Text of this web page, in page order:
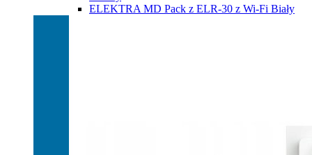
ELEKTRA MD Pack z ELR-30 z Wi-Fi Biały